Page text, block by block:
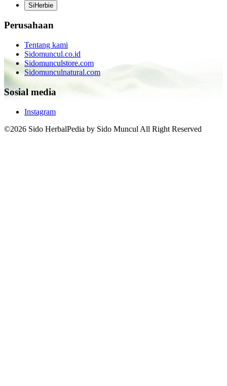
SiHerbie
Perusahaan
Tentang kami
Sidomuncul.co.id
Sidomunculstore.com
Sidomunculnatural.com
Sosial media
Instagram
©2026 Sido HerbalPedia by Sido Muncul All Right Reserved